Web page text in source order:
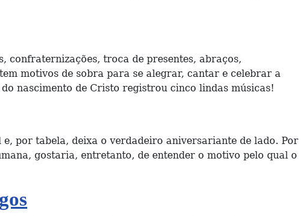
confraternizações, troca de presentes, abraços,
motivos de sobra para se alegrar, cantar e celebrar a
nascimento de Cristo registrou cinco lindas músicas!
por tabela, deixa o verdadeiro aniversariante de lado. Por
gostaria, entretanto, de entender o motivo pelo qual o